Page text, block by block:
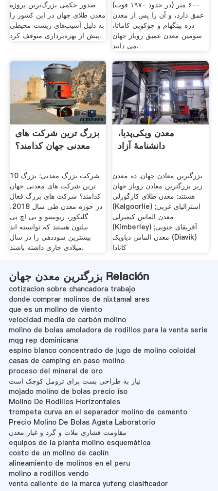
صدور حکمی بزرگ‌ترین پروژه
معدن طلای جهان در این کشور را
به دلیل آسیب‌های زیست محیطی
پیش از بهره‌برداری متوقف کرد.
۶۰۰ متر (در حدود ۱۹۷۰ فوت)
عمق دارد، و آن را پس از معدن
دره بینگهام و چوکویی کاماتا،
سومین معدن عمیق روباز جهان
می دانند.
بزرگ ترین شرکت های
معدنی جهان کدامند؟
10 شرکت بزرگ معدنی؛ بزرگ
ترین شرکت های معدنی جهان
کدامند؟ شرکت های بزرگ فعال
در حوزه معدن طی سال 2018،
گلنکور، ریوتینتو و بی اچ پی
بیلتون هستند که توانسته اند
بیشترین سوددهی را در سال
میلادی جاری داشته باشند.
معدن ویکی‌پدیا،
دانشنامهٔ آزاد
بزرگترین معادن جهان. ده معدن
زیر بزرگترین معادن روباز جهان
هستند: معدن طلای کارگورلی
(Kalgoorlie) استرالیای غربی;
معدن الماس کیمبرلی
(Kimberley) آفریقای جنوبی;
معدن الماس دیاویک (Diavik)
کانادا
بزرگترین معدن جهان Relación
cotizacion sobre chancadora trabajo
donde comprar molinos de nixtamal ares
que es un molino de viento
velocidad media de carbón molino
molino de bolas amoladora de rodillos para la venta serie
mqg rep dominicana
espino blanco concentrado de jugo de molino coloidal
casas de camping en paso molino
proceso del mineral de oro
نیاز به طراحی بست برای ترومل کوچک است
mojado molino de bolas precio iso
Molino De Rodillos Horizontales
trompeta curva en el separador molino de cemento
Precio Molino De Bolas Agata Laboratorio
مقاومت فشاری ملات و گرد و غبار معدن
equipos de la planta molino esquemática
costo de un molino de caolín
alineamiento de molinos en el peru
molino a rodillos vendo
venta caliente de la marca yufeng clasificador